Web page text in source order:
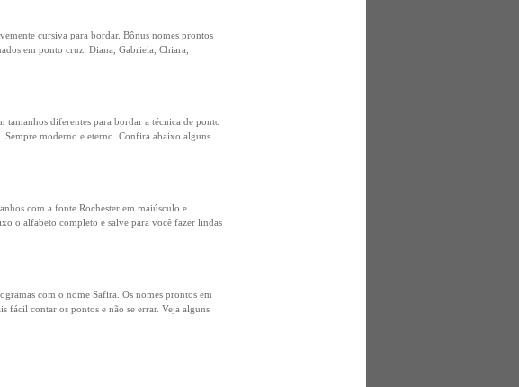
cursiva para bordar. Bônus nomes prontos
em ponto cruz: Diana, Gabriela, Chiara,
diferentes para bordar a técnica de ponto
moderno e eterno. Confira abaixo alguns
com a fonte Rochester em maiúsculo e
o alfabeto completo e salve para você fazer lindas
com o nome Safira. Os nomes prontos em
fácil contar os pontos e não se errar. Veja alguns